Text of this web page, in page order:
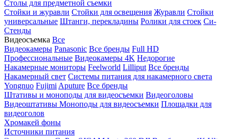
Столы для предметной съемки
Стойки и журавли Стойки для освещения Журавли Стойки
универсальные Штанги, перекладины Ролики для стоек Си-
Стенды
Видеосъемка Все
Видеокамеры Panasonic Все бренды Full HD
Профессиональные Видеокамеры 4K Недорогие
Накамерные мониторы Feelworld Lilliput Все бренды
Накамерный свет Системы питания для накамерного света
Yongnuo Fujimi Aputure Все бренды
Штативы и моноподы для видеосъемки Видеоголовы
Видеоштативы Моноподы для видеосъемки Площадки для
видеоголов
Хромакей фоны
Источники питания